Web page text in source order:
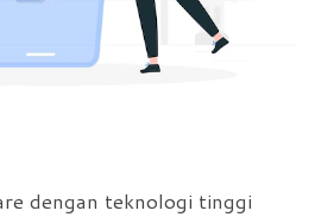
dengan teknologi tinggi